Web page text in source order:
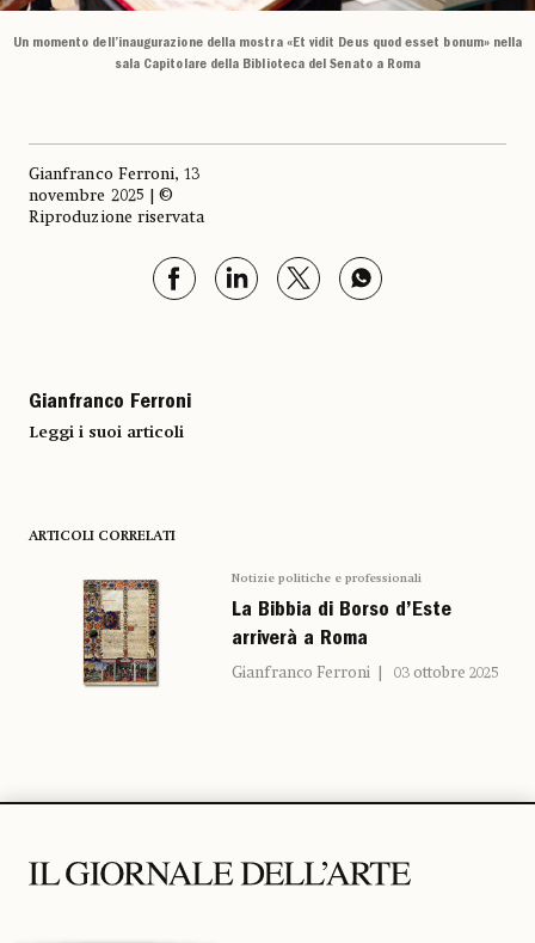
Un momento dell’inaugurazione della mostra «Et vidit Deus quod esset bonum» nella
sala Capitolare della Biblioteca del Senato a Roma
Gianfranco Ferroni, 13
novembre 2025 | ©
Riproduzione riservata
Gianfranco Ferroni
Leggi i suoi articoli
ARTICOLI CORRELATI
Notizie politiche e professionali
La Bibbia di Borso d’Este
arriverà a Roma
Gianfranco Ferroni 03 ottobre 2025